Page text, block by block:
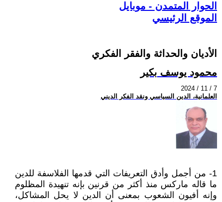
الحوار المتمدن - موبايل
الموقع الرئيسي
الأديان والحداثة والفقر الفكري
محمود يوسف بكير
2024 / 11 / 7
العلمانية، الدين السياسي ونقد الفكر الديني
1- من أجمل وأدق التعريفات التي قدمها الفلاسفة للدين
ما قاله ماركس منذ أكثر من قرنين بإنه تنهيدة المظلوم
وإنه أفيون الشعوب بمعنى أن الدين لا يحل المشاكل،